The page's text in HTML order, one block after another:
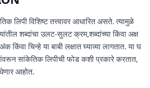
लिपी विशिष्ट तत्त्वावर आधारित असते. त्यामुळे
शब्दांचा उलट-सुलट क्रम,शब्दांच्या किंवा अक्ष
किंवा चिन्हे या बाबी लक्षात घ्याव्या लागतात. या घ
सांकेतिक लिपीची फोड कशी प्रकारे करतात,
आहोत.